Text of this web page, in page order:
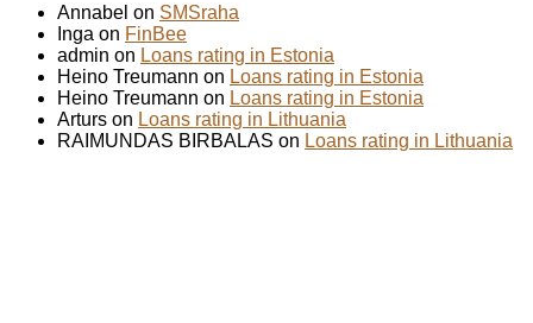
Annabel on SMSraha
Inga on FinBee
admin on Loans rating in Estonia
Heino Treumann on Loans rating in Estonia
Heino Treumann on Loans rating in Estonia
Arturs on Loans rating in Lithuania
RAIMUNDAS BIRBALAS on Loans rating in Lithuania